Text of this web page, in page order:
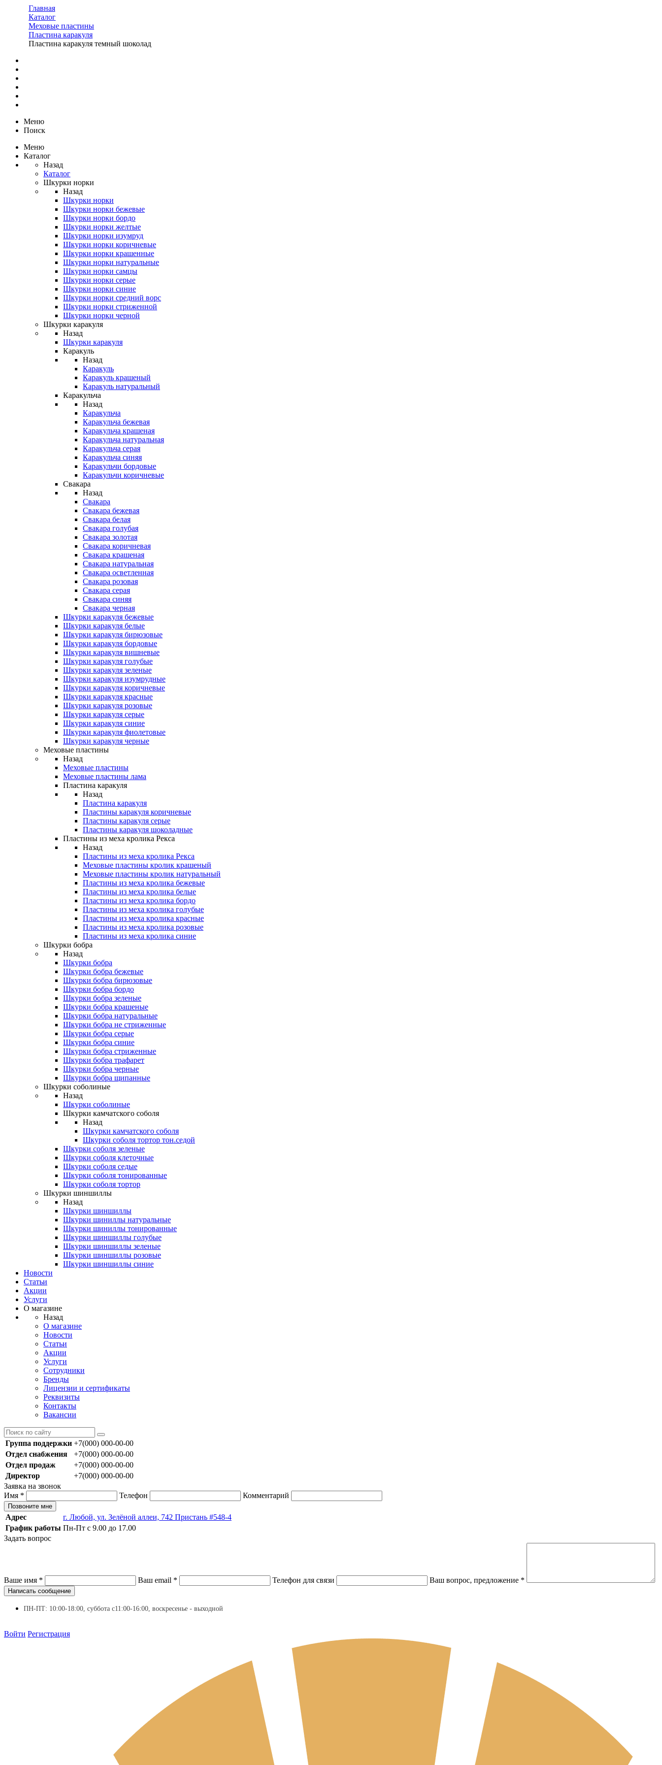
Главная
Каталог
Меховые пластины
Пластина каракуля
Пластина каракуля темный шоколад
Меню
Поиск
Меню
Каталог
Назад
Каталог
Шкурки норки
Назад
Шкурки норки
Шкурки норки бежевые
Шкурки норки бордо
Шкурки норки желтые
Шкурки норки изумруд
Шкурки норки коричневые
Шкурки норки крашенные
Шкурки норки натуральные
Шкурки норки самцы
Шкурки норки серые
Шкурки норки синие
Шкурки норки средний ворс
Шкурки норки стриженной
Шкурки норки черной
Шкурки каракуля
Назад
Шкурки каракуля
Каракуль
Назад
Каракуль
Каракуль крашеный
Каракуль натуральный
Каракульча
Назад
Каракульча
Каракульча бежевая
Каракульча крашеная
Каракульча натуральная
Каракульча серая
Каракульча синяя
Каракульчи бордовые
Каракульчи коричневые
Свакара
Назад
Свакара
Свакара бежевая
Свакара белая
Свакара голубая
Свакара золотая
Свакара коричневая
Свакара крашеная
Свакара натуральная
Свакара осветленная
Свакара розовая
Свакара серая
Свакара синяя
Свакара черная
Шкурки каракуля бежевые
Шкурки каракуля белые
Шкурки каракуля бирюзовые
Шкурки каракуля бордовые
Шкурки каракуля вишневые
Шкурки каракуля голубые
Шкурки каракуля зеленые
Шкурки каракуля изумрудные
Шкурки каракуля коричневые
Шкурки каракуля красные
Шкурки каракуля розовые
Шкурки каракуля серые
Шкурки каракуля синие
Шкурки каракуля фиолетовые
Шкурки каракуля черные
Меховые пластины
Назад
Меховые пластины
Меховые пластины лама
Пластина каракуля
Назад
Пластина каракуля
Пластины каракуля коричневые
Пластины каракуля серые
Пластины каракуля шоколадные
Пластины из меха кролика Рекса
Назад
Пластины из меха кролика Рекса
Меховые пластины кролик крашеный
Меховые пластины кролик натуральный
Пластины из меха кролика бежевые
Пластины из меха кролика белые
Пластины из меха кролика бордо
Пластины из меха кролика голубые
Пластины из меха кролика красные
Пластины из меха кролика розовые
Пластины из меха кролика синие
Шкурки бобра
Назад
Шкурки бобра
Шкурки бобра бежевые
Шкурки бобра бирюзовые
Шкурки бобра бордо
Шкурки бобра зеленые
Шкурки бобра крашеные
Шкурки бобра натуральные
Шкурки бобра не стриженные
Шкурки бобра серые
Шкурки бобра синие
Шкурки бобра стриженные
Шкурки бобра трафарет
Шкурки бобра черные
Шкурки бобра щипанные
Шкурки соболиные
Назад
Шкурки соболиные
Шкурки камчатского соболя
Назад
Шкурки камчатского соболя
Шкурки соболя тортор тон.седой
Шкурки соболя зеленые
Шкурки соболя клеточные
Шкурки соболя седые
Шкурки соболя тонированные
Шкурки соболя тортор
Шкурки шиншиллы
Назад
Шкурки шиншиллы
Шкурки шиниллы натуральные
Шкурки шиниллы тонированные
Шкурки шиншиллы голубые
Шкурки шиншиллы зеленые
Шкурки шиншиллы розовые
Шкурки шиншиллы синие
Новости
Статьи
Акции
Услуги
О магазине
Назад
О магазине
Новости
Статьи
Акции
Услуги
Сотрудники
Бренды
Лицензии и сертификаты
Реквизиты
Контакты
Вакансии
Группа поддержки +7(000) 000-00-00
Отдел снабжения
+7(000) 000-00-00
Отдел продаж
+7(000) 000-00-00
Директор
+7(000) 000-00-00
Заявка на звонок
Имя * Телефон Комментарий
Позвоните мне
Адрес
г. Любой, ул. Зелёной аллеи, 742 Пристань #548-4
График работы Пн-Пт с 9.00 до 17.00
Задать вопрос
Ваше имя * Ваш email * Телефон для связи Ваш вопрос, предложение *
Написать сообщение
ПН-ПТ: 10:00-18:00, суббота с11:00-16:00, воскресенье - выходной
Войти Регистрация